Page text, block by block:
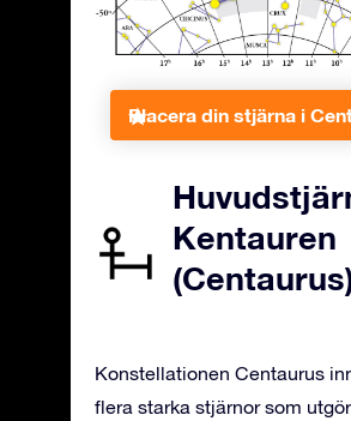
Placera din stjärna i
Kentauren
Konstellationen Centaurus
flera starka stjärnor som